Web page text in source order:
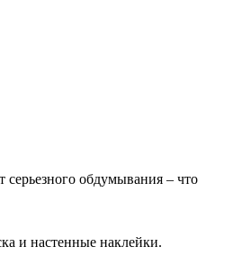
серьезного обдумывания – что
и настенные наклейки.